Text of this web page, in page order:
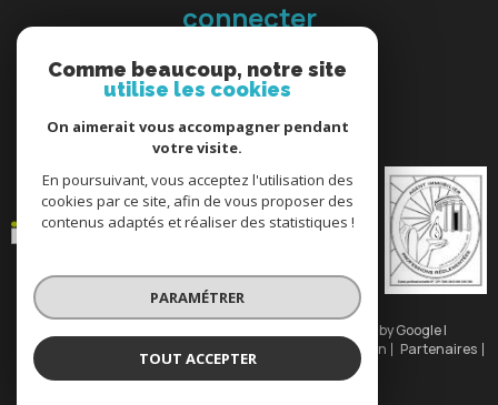
connecter
espace propriétaire
adhérons
© 2026 | Tous droits réservés | Traduction powered by Google |
Nos honoraires
Admin
Partenaires
Politique RGPD
Comme beaucoup, notre site
utilise les cookies
On aimerait vous accompagner pendant
votre visite.
En poursuivant, vous acceptez l'utilisation des
cookies par ce site, afin de vous proposer des
contenus adaptés et réaliser des statistiques !
PARAMÉTRER
TOUT ACCEPTER